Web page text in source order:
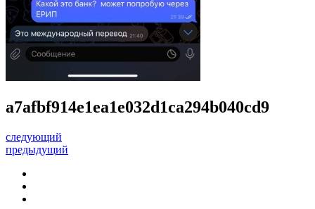
a7afbf914e1ea1e032d1ca294b040cd9
следующий
предыдущий